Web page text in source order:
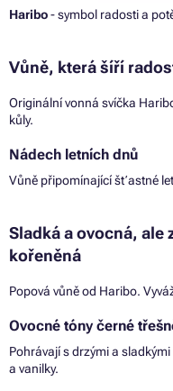
Haribo- symbol radosti a
Vůně, která šíří
Originální vonná svíčka
kůly.
Nádech letních dnů
Vůně připomínající šťastné
Sladká a ovocná, ale
kořeněná
Popová vůně od Haribo.
Ovocné tóny černé
Pohrávají s drzými a
a vanilky.